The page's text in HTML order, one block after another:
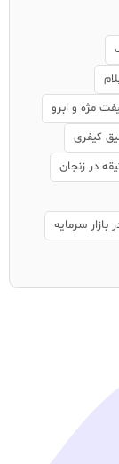
مژه و ابرو
کیفری
در زنجان
بازار سرمایه